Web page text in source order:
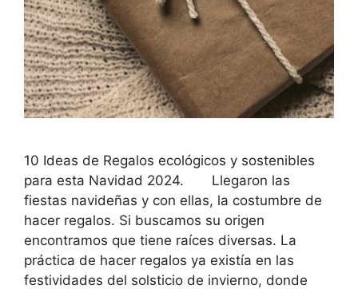
10 Ideas de Regalos ecológicos y sostenibles
para esta Navidad 2024. Llegaron las
fiestas navideñas y con ellas, la costumbre de
hacer regalos. Si buscamos su origen
encontramos que tiene raíces diversas. La
práctica de hacer regalos ya existía en las
festividades del solsticio de invierno, donde